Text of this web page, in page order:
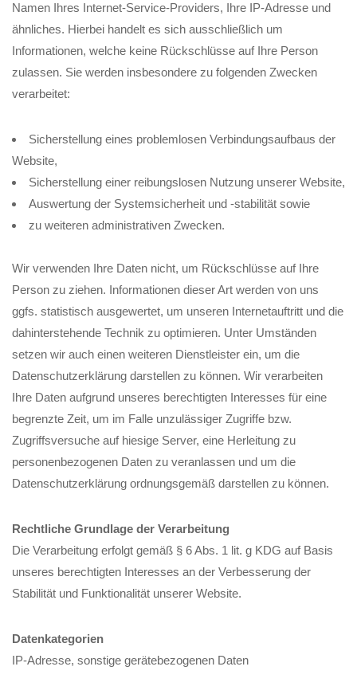
Namen Ihres Internet-Service-Providers, Ihre IP-Adresse und
ähnliches. Hierbei handelt es sich ausschließlich um
Informationen, welche keine Rückschlüsse auf Ihre Person
zulassen. Sie werden insbesondere zu folgenden Zwecken
verarbeitet:
Sicherstellung eines problemlosen Verbindungsaufbaus der
Website,
Sicherstellung einer reibungslosen Nutzung unserer Website,
Auswertung der Systemsicherheit und -stabilität sowie
zu weiteren administrativen Zwecken.
Wir verwenden Ihre Daten nicht, um Rückschlüsse auf Ihre
Person zu ziehen. Informationen dieser Art werden von uns
ggfs. statistisch ausgewertet, um unseren Internetauftritt und die
dahinterstehende Technik zu optimieren. Unter Umständen
setzen wir auch einen weiteren Dienstleister ein, um die
Datenschutzerklärung darstellen zu können. Wir verarbeiten
Ihre Daten aufgrund unseres berechtigten Interesses für eine
begrenzte Zeit, um im Falle unzulässiger Zugriffe bzw.
Zugriffsversuche auf hiesige Server, eine Herleitung zu
personenbezogenen Daten zu veranlassen und um die
Datenschutzerklärung ordnungsgemäß darstellen zu können.
Rechtliche Grundlage der Verarbeitung
Die Verarbeitung erfolgt gemäß § 6 Abs. 1 lit. g KDG auf Basis
unseres berechtigten Interesses an der Verbesserung der
Stabilität und Funktionalität unserer Website.
Datenkategorien
IP-Adresse, sonstige gerätebezogenen Daten